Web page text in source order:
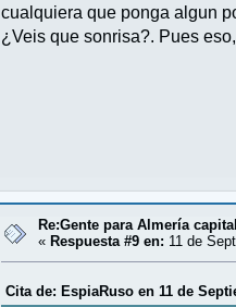
cualquiera que ponga algun
¿Veis que sonrisa?. Pues
Re:Gente para Almería capital
«Respuesta #9 en: 11 de
Cita de: EspiaRuso en 11 de